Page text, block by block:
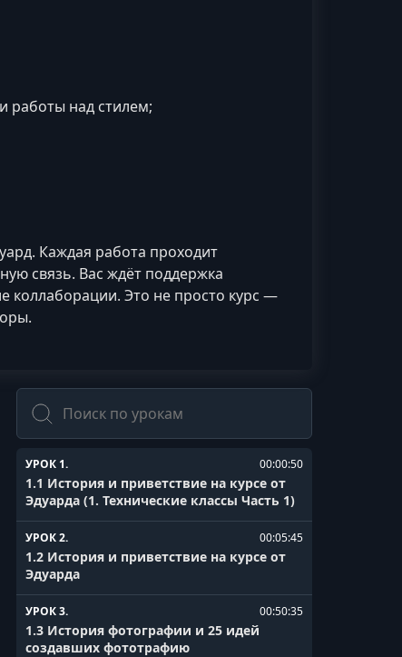
работы над стилем;
Каждая работа проходит
связь. Вас ждёт поддержка
Это не просто курс —
Поиск
УРОК 1. 00:00:50
1.1 История и приветствие на курсе от
Эдуарда (1. Технические классы Часть 1)
УРОК 2. 00:05:45
1.2 История и приветствие на курсе от
Эдуарда
УРОК 3. 00:50:35
1.3 История фотографии и 25 идей
создавших фототрафию